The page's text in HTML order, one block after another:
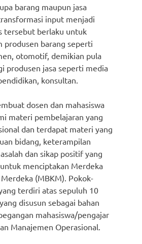
barang maupun jasa
input menjadi
tersebut berlaku untuk
produsen barang seperti
otomotif, demikian pula
produsen jasa seperti media
konsultan.
dosen dan mahasiswa
materi pembelajaran yang
dan terdapat materi yang
bidang, keterampilan
dan sikap positif yang
menciptakan Merdeka
(MBKM). Pokok-
terdiri atas sepuluh 10
disusun sebagai bahan
mahasiswa/pengajar
Manajemen Operasional.